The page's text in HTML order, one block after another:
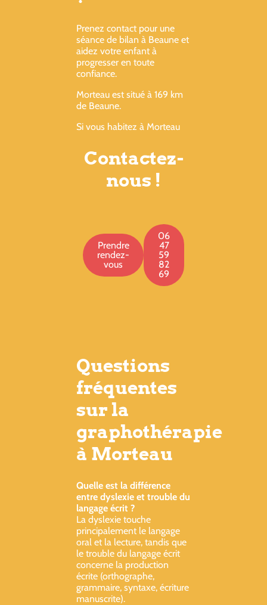
Prenez contact pour une
séance de bilan à Beaune et
aidez votre enfant à
progresser en toute
confiance.
Morteau est situé à 169 km
de Beaune.
Si vous habitez à Morteau
Contactez-
nous !
Prendre
rendez-
vous
06
47
59
82
69
Questions
fréquentes
sur la
graphothérapie
à Morteau
Quelle est la différence
entre dyslexie et trouble du
langage écrit ?
La dyslexie touche
principalement le langage
oral et la lecture, tandis que
le trouble du langage écrit
concerne la production
écrite (orthographe,
grammaire, syntaxe, écriture
manuscrite).